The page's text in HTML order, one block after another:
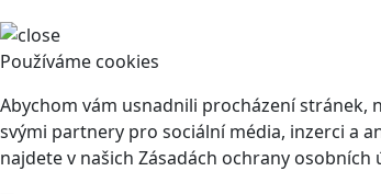
Používáme cookies
Abychom vám usnadnili procházení stránek,
svými partnery pro sociální média, inzerci a
najdete v našich Zásadách ochrany